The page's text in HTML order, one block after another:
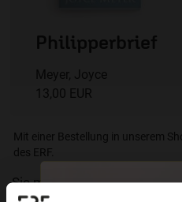
Philipperbrief
Meyer, Joyce
13,00 EUR
Mit einer Bestellung in unserem
des ERF.
Sie möchten noch tiefer in